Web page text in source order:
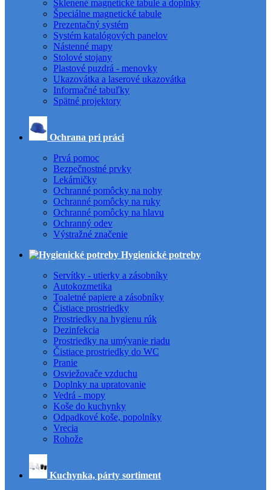
Sklenené magnetické tabule a doplnky
Špeciálne magnetické tabule
Prezentačný systém
Systém katalógových panelov
Nástenné mapy
Stolové stojany
Plastové puzdrá - menovky
Ukazovátka a laserové ukazovátka
Informačné tabuľky
Spätné projektory
Ochrana pri práci
Prvá pomoc
Bezpečnostné prvky
Lekárničky
Ochranné pomôcky na nohy
Ochranné pomôcky na ruky
Ochranné pomôcky na hlavu
Ochranný odev
Výstražné značenie
Hygienické potreby
Servítky - utierky a zásobníky
Autokozmetika
Toaletné papiere a zásobníky
Čistiace prostriedky
Prostriedky na hygienu rúk
Dezinfekcia
Prostriedky na umývanie riadu
Čistiace prostriedky do WC
Pranie
Osviežovače vzduchu
Doplnky na upratovanie
Vedrá - mopy
Koše do kuchynky
Odpadkové koše, popolníky
Vrecia
Rohože
Kuchynka, párty sortiment